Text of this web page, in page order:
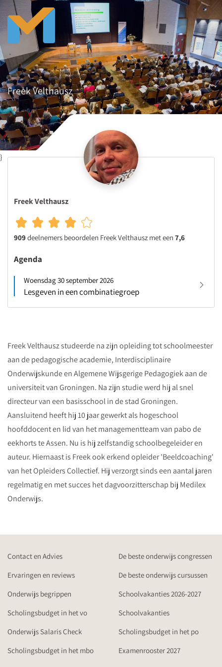
Freek Velthausz
}
Freek Velthausz
909deelnemers beoordelen Freek Velthausz met een 7,6
Agenda
Woensdag 30 september 2026
Lesgeven in een combinatiegroep
Freek Velthausz studeerde na zijn opleiding tot schoolmeester
aan de pedagogische academie, Interdisciplinaire
Onderwijskunde en Algemene Wijsgerige Pedagogiek aan de
universiteit van Groningen. Na zijn studie werd hij al snel
directeur van een basisschool in de stad Groningen.
Aansluitend heeft hij 10 jaar gewerkt als hogeschool
hoofddocent en lid van het managementteam van pabo de
eekhorts te Assen. Nu is hij zelfstandig schoolbegeleider en
auteur. Hiernaast is Freek ook erkend opleider 'Beeldcoaching'
van het Opleiders Collectief. Hij verzorgt sinds een aantal jaren
regelmatig en met succes het dagvoorzitterschap bij Medilex
Onderwijs.
Contact en Advies
De beste onderwijs congressen
Ervaringen en reviews
De beste onderwijs cursussen
Onderwijs begrippen
Schoolvakanties 2026-2027
Scholingsbudget in het vo
Schoolvakanties
Onderwijs Salaris Check
Scholingsbudget in het po
Scholingsbudget in het mbo
Examenrooster 2027